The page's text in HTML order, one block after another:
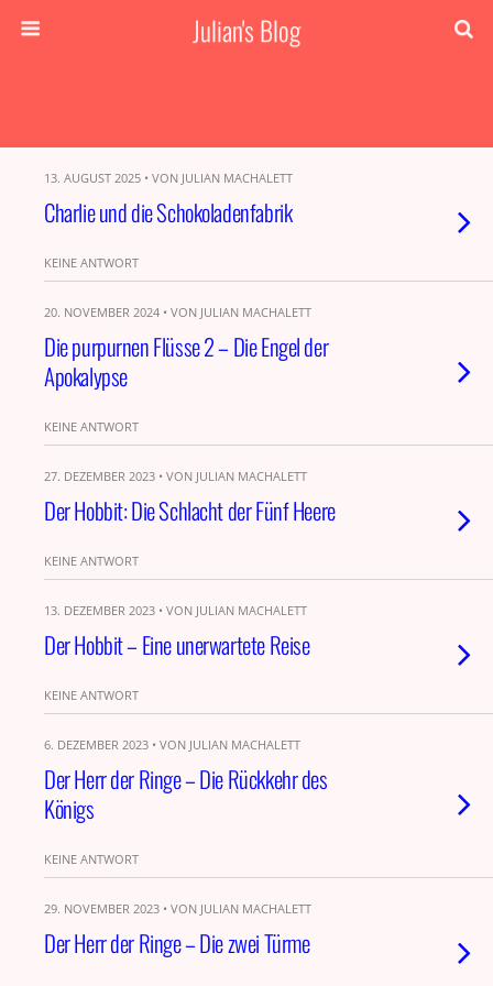
Julian's Blog
13. AUGUST 2025 • VON JULIAN MACHALETT
Charlie und die Schokoladenfabrik
KEINE ANTWORT
20. NOVEMBER 2024 • VON JULIAN MACHALETT
Die purpurnen Flüsse 2 – Die Engel der
Apokalypse
KEINE ANTWORT
27. DEZEMBER 2023 • VON JULIAN MACHALETT
Der Hobbit: Die Schlacht der Fünf Heere
KEINE ANTWORT
13. DEZEMBER 2023 • VON JULIAN MACHALETT
Der Hobbit – Eine unerwartete Reise
KEINE ANTWORT
6. DEZEMBER 2023 • VON JULIAN MACHALETT
Der Herr der Ringe – Die Rückkehr des
Königs
KEINE ANTWORT
29. NOVEMBER 2023 • VON JULIAN MACHALETT
Der Herr der Ringe – Die zwei Türme